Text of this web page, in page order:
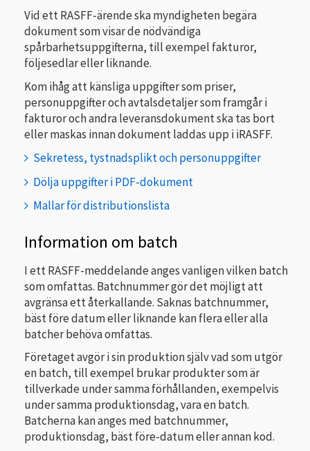
Vid ett RASFF-ärende ska myndigheten begära
dokument som visar de nödvändiga
spårbarhetsuppgifterna, till exempel fakturor,
följesedlar eller liknande.
Kom ihåg att känsliga uppgifter som priser,
personuppgifter och avtalsdetaljer som framgår i
fakturor och andra leveransdokument ska tas bort
eller maskas innan dokument laddas upp i iRASFF.
Sekretess, tystnadsplikt och personuppgifter
Dölja uppgifter i PDF-dokument
Mallar för distributionslista
Information om batch
I ett RASFF-meddelande anges vanligen vilken batch
som omfattas. Batchnummer gör det möjligt att
avgränsa ett återkallande. Saknas batchnummer,
bäst före datum eller liknande kan flera eller alla
batcher behöva omfattas.
Företaget avgör i sin produktion själv vad som utgör
en batch, till exempel brukar produkter som är
tillverkade under samma förhållanden, exempelvis
under samma produktionsdag, vara en batch.
Batcherna kan anges med batchnummer,
produktionsdag, bäst före-datum eller annan kod.